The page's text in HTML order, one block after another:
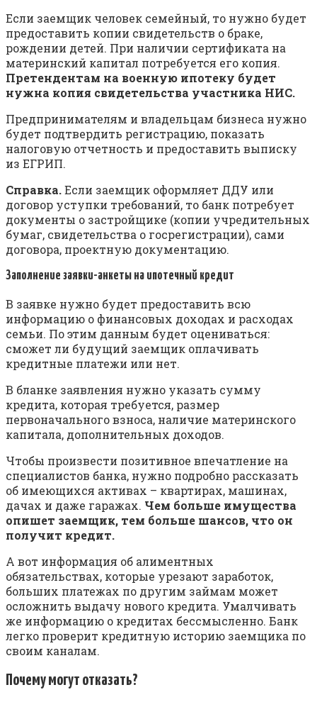
Если заемщик человек семейный, то нужно будет
предоставить копии свидетельств о браке,
рождении детей. При наличии сертификата на
материнский капитал потребуется его копия.
Претендентам на военную ипотеку будет
нужна копия свидетельства участника НИС.
Предпринимателям и владельцам бизнеса нужно
будет подтвердить регистрацию, показать
налоговую отчетность и предоставить выписку
из ЕГРИП.
Справка.Если заемщик оформляет ДДУ или
договор уступки требований, то банк потребует
документы о застройщике (копии учредительных
бумаг, свидетельства о госрегистрации), сами
договора, проектную документацию.
Заполнение заявки-анкеты на ипотечный кредит
В заявке нужно будет предоставить всю
информацию о финансовых доходах и расходах
семьи. По этим данным будет оцениваться:
сможет ли будущий заемщик оплачивать
кредитные платежи или нет.
В бланке заявления нужно указать сумму
кредита, которая требуется, размер
первоначального взноса, наличие материнского
капитала, дополнительных доходов.
Чтобы произвести позитивное впечатление на
специалистов банка, нужно подробно рассказать
об имеющихся активах – квартирах, машинах,
дачах и даже гаражах. Чем больше имущества
опишет заемщик, тем больше шансов, что он
получит кредит.
А вот информация об алиментных
обязательствах, которые урезают заработок,
больших платежах по другим займам может
осложнить выдачу нового кредита. Умалчивать
же информацию о кредитах бессмысленно. Банк
легко проверит кредитную историю заемщика по
своим каналам.
Почему могут отказать?